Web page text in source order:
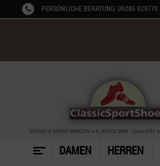
PERSÖNLICHE BERATUNG: 06285 929770
SCHUH & SPORT MARZINI e.K. SINCE 1949 - QUALITÄT
DAMEN HERREN